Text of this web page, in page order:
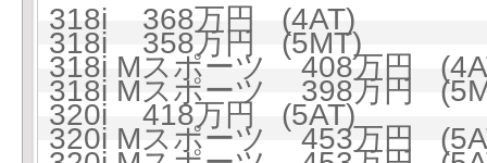
318i 368万円 (4AT)
318i 358万円 (5MT)
318i Mスポーツ 408万円
318i Mスポーツ 398万円
320i 418万円 (5AT)
320i Mスポーツ 453万円